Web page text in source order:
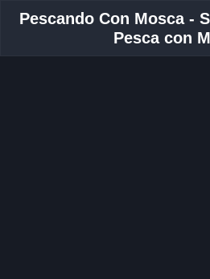
Pescando Con Mosca -
Pesca con